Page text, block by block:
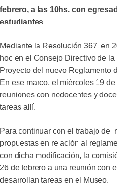
febrero, a las 10hs. con
estudiantes.
Mediante la Resolución 367, en
hoc en el Consejo Directivo de
Proyecto del nuevo Reglamento
En ese marco, el miércoles 19
reuniones con nodocentes y
tareas allí.
Para continuar con el trabajo de
propuestas en relación al
con dicha modificación, la
26 de febrero a una reunión con
desarrollan tareas en el Museo.